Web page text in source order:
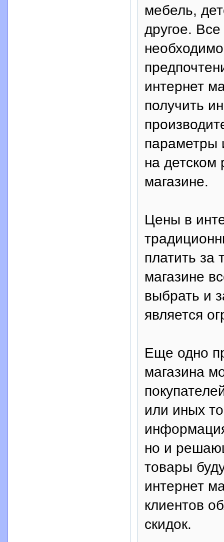
мебель,
другое.
интернет
получить
параметры
на
магазине.
Цены в
платить за
магазине
выбрать и
является
Еще одно
магазина
или иных
но и
товары
интернет
клиентов
скидок.